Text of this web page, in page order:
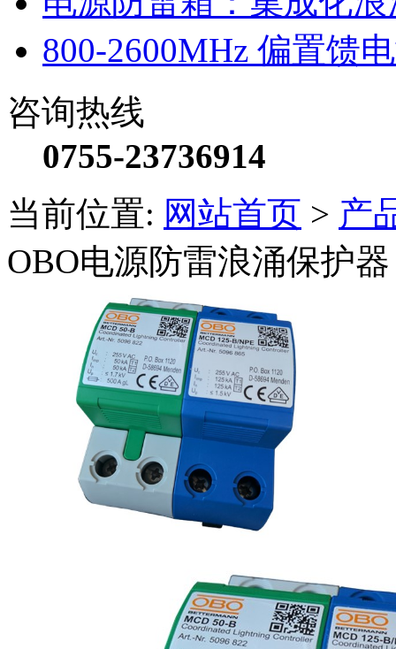
800-2600MHz 偏置馈
咨询热线
0755-23736914
当前位置: 网站首页 > 产
OBO电源防雷浪涌保护